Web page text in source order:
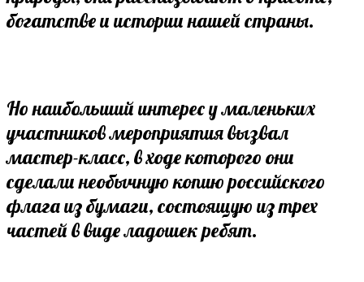
богатстве и истории нашей страны.
Но наибольший интерес у маленьких
участников мероприятия вызвал
мастер-класс, в ходе которого они
сделали необычную копию российского
флага из бумаги, состоящую из трех
частей в виде ладошек ребят.